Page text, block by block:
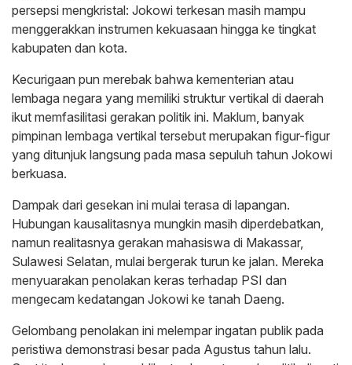
persepsi mengkristal: Jokowi terkesan masih mampu
menggerakkan instrumen kekuasaan hingga ke tingkat
kabupaten dan kota.
Kecurigaan pun merebak bahwa kementerian atau
lembaga negara yang memiliki struktur vertikal di daerah
ikut memfasilitasi gerakan politik ini. Maklum, banyak
pimpinan lembaga vertikal tersebut merupakan figur-figur
yang ditunjuk langsung pada masa sepuluh tahun Jokowi
berkuasa.
Dampak dari gesekan ini mulai terasa di lapangan.
Hubungan kausalitasnya mungkin masih diperdebatkan,
namun realitasnya gerakan mahasiswa di Makassar,
Sulawesi Selatan, mulai bergerak turun ke jalan. Mereka
menyuarakan penolakan keras terhadap PSI dan
mengecam kedatangan Jokowi ke tanah Daeng.
Gelombang penolakan ini melempar ingatan publik pada
peristiwa demonstrasi besar pada Agustus tahun lalu.